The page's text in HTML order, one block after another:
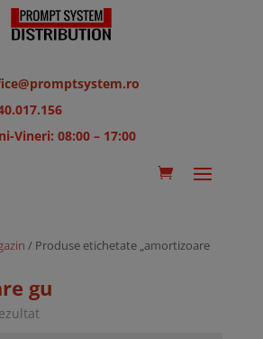
Vineri: 08:00 – 17:00
/ Produse etichetate „amortizoare
gu